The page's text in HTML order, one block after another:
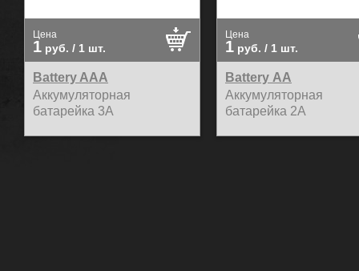
Цена
1 руб. / 1 шт.
Battery AAA
Аккумуляторная
батарейка 3А
Цена
1 руб. / 1 шт.
Battery АА
Аккумуляторная
батарейка 2А